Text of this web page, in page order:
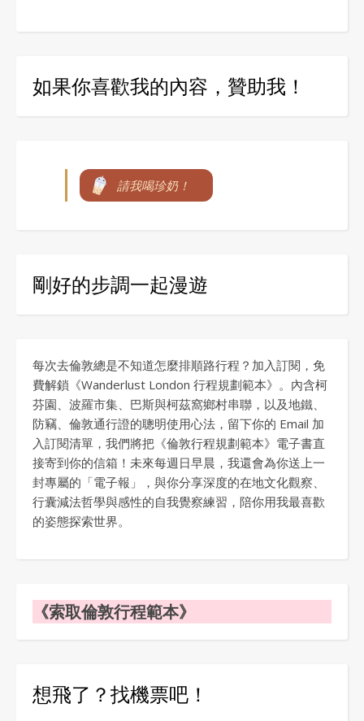
如果你喜歡我的內容，贊助我！
請我喝珍奶！
剛好的步調一起漫遊
每次去倫敦總是不知道怎麼排順路行程？加入訂閱，免
費解鎖《Wanderlust London 行程規劃範本》。內含柯
芬園、波羅市集、巴斯與柯茲窩鄉村串聯，以及地鐵、
防竊、倫敦通行證的聰明使用心法，留下你的 Email 加
入訂閱清單，我們將把《倫敦行程規劃範本》電子書直
接寄到你的信箱！未來每週日早晨，我還會為你送上一
封專屬的「電子報」，與你分享深度的在地文化觀察、
行囊減法哲學與感性的自我覺察練習，陪你用我最喜歡
的姿態探索世界。
《索取倫敦行程範本》
想飛了？找機票吧！